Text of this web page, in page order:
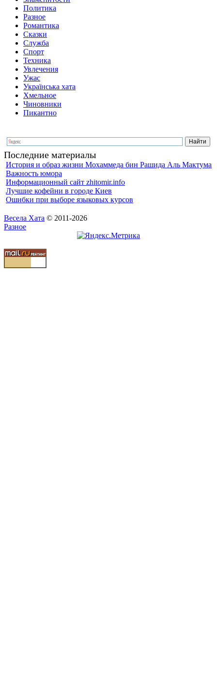
Политика
Разное
Романтика
Сказки
Служба
Спорт
Техника
Увлечения
Ужас
Українська хата
Хмельное
Чиновники
Пикантно
Последние материалы
История и образ жизни Мохаммеда бин Рашида Аль Мактума
Важность юмора
Информационный сайт zhitomir.info
Лучшие кофейни в городе Киев
Ошибки при выборе языковых курсов
Весела Хата © 2011-2026
Разное